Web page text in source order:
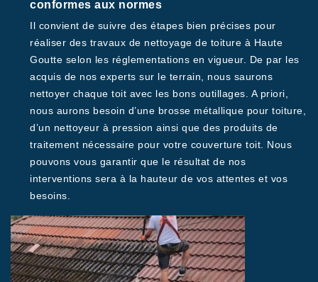
conformes aux normes
Il convient de suivre des étapes bien précises pour
réaliser des travaux de nettoyage de toiture à Haute
Goutte selon les réglementations en vigueur. De par les
acquis de nos experts sur le terrain, nous saurons
nettoyer chaque toit avec les bons outillages. A priori,
nous aurons besoin d’une brosse métallique pour toiture,
d’un nettoyeur à pression ainsi que des produits de
traitement nécessaire pour votre couverture toit. Nous
pouvons vous garantir que le résultat de nos
interventions sera à la hauteur de vos attentes et vos
besoins.